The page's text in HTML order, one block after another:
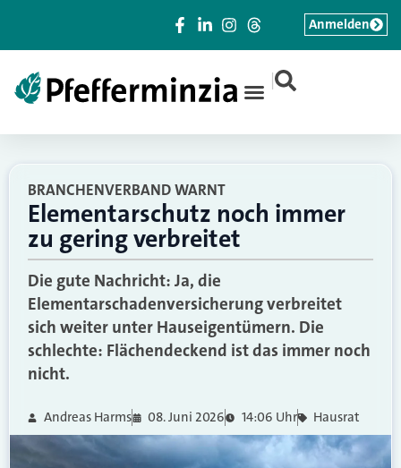
|
Anmelden
BRANCHENVERBAND WARNT
Elementarschutz noch immer
zu gering verbreitet
Die gute Nachricht: Ja, die
Elementarschadenversicherung verbreitet
sich weiter unter Hauseigentümern. Die
schlechte: Flächendeckend ist das immer noch
nicht.
Andreas Harms 08. Juni 2026 14:06 Uhr Hausrat